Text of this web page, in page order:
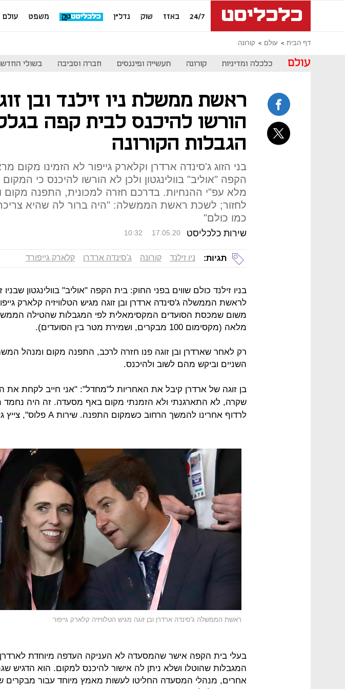
24/7 באזז שוק נדל"ן משפט עולם
דף הבית עולם קורונה
עולם כלכלה ומדיניות קורונה תעשייה ופיננסים חברה וסביבה בשולי
ראשת ממשלת ניו זילנד ובן
הורשו להיכנס לבית קפה
הגבלות הקורונה
בני הזוג ג'סינדה ארדרן וקלארק גייפור לא הזמינו מקום
הקפה "אוליב" בוולינגטון ולכן לא הורשו להיכנס כי
מלא עפ"י ההנחיות. בדרכם חזרה למכונית, התפנה מקום
לחזור; לשכת ראשת הממשלה: "היה ברור לה שהיא
כמו כולם"
שירות כלכליסט 10:32 17.05.20
תגיות: ניו זילנד קורונה ג'סינדה ארדרן קלארק גייפורד
בניו זילנד כולם שווים בפני החוק: בית הקפה "אוליב" בוולינגטון
לראשת הממשלה ג'סינדה ארדרן ובן זוגה מגיש הטלוויזיה קלארק
משום שמכסת הסועדים המקסימאלית לפי המגבלות שהטילה
מלאה (מקסימום 100 מבקרים, ושמירת מטר בין הסועדים).
רק לאחר שארדרן ובן זוגה פנו חזרה לרכב, התפנה מקום ומנהל
השניים וביקש מהם לשוב ולהיכנס.
בן זוגה של ארדרן קיבל את האחריות ל"מחדל": "אני חייב לקחת את
שקרה, לא התארגנתי ולא הזמנתי מקום באף מסעדה. זה היה נחמד
לרדוף אחרינו להמשך הרחוב כשמקום התפנה. שירות A פלוס", צייץ גייפורד.
ראשת הממשלה ג'סינדה ארדרן ובן זוגה מגיש הטלוויזיה קלארק גייפור
בעלי בית הקפה אישר שהמסעדה לא העניקה העדפה מיוחדת לארדרן
המגבלות שהוטלו ושלא ניתן לה אישור להיכנס למקום. הוא הדגיש
אחרים, מנהלי המסעדה החליטו לעשות מאמץ מיוחד עבור מבקרים